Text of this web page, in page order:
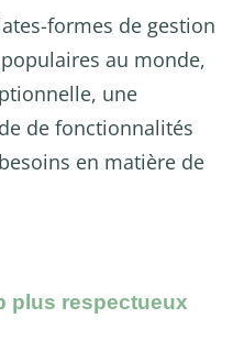
formes de gestion
au monde,
une
de fonctionnalités
en matière de
plus respectueux